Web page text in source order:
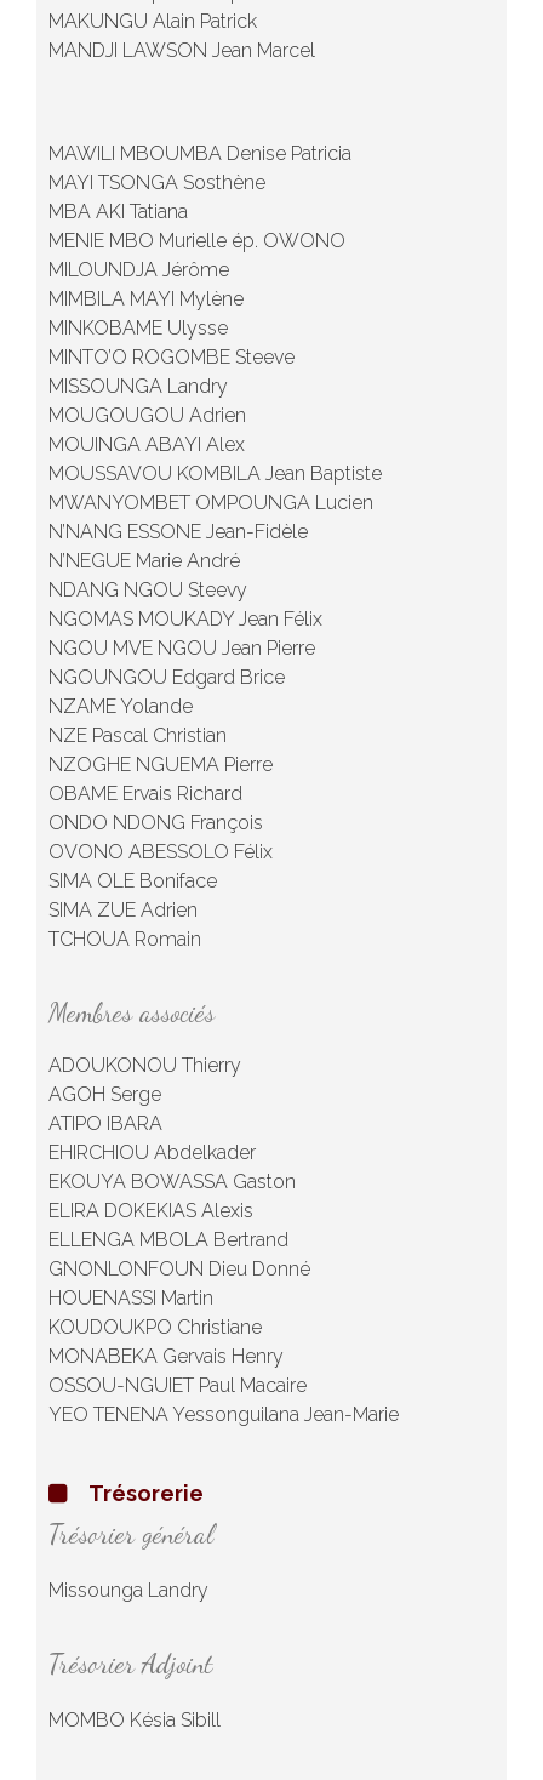
MAKUNGU Alain Patrick
MANDJI LAWSON Jean Marcel
MAWILI MBOUMBA Denise Patricia
MAYI TSONGA Sosthène
MBA AKI Tatiana
MENIE MBO Murielle ép. OWONO
MILOUNDJA Jérôme
MIMBILA MAYI Mylène
MINKOBAME Ulysse
MINTO’O ROGOMBE Steeve
MISSOUNGA Landry
MOUGOUGOU Adrien
MOUINGA ABAYI Alex
MOUSSAVOU KOMBILA Jean Baptiste
MWANYOMBET OMPOUNGA Lucien
N’NANG ESSONE Jean-Fidèle
N’NEGUE Marie André
NDANG NGOU Steevy
NGOMAS MOUKADY Jean Félix
NGOU MVE NGOU Jean Pierre
NGOUNGOU Edgard Brice
NZAME Yolande
NZE Pascal Christian
NZOGHE NGUEMA Pierre
OBAME Ervais Richard
ONDO NDONG François
OVONO ABESSOLO Félix
SIMA OLE Boniface
SIMA ZUE Adrien
TCHOUA Romain
Membres associés
ADOUKONOU Thierry
AGOH Serge
ATIPO IBARA
EHIRCHIOU Abdelkader
EKOUYA BOWASSA Gaston
ELIRA DOKEKIAS Alexis
ELLENGA MBOLA Bertrand
GNONLONFOUN Dieu Donné
HOUENASSI Martin
KOUDOUKPO Christiane
MONABEKA Gervais Henry
OSSOU-NGUIET Paul Macaire
YEO TENENA Yessonguilana Jean-Marie
Trésorerie
Trésorier général
Missounga Landry
Trésorier Adjoint
MOMBO Késia Sibill